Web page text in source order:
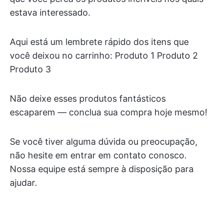
estava interessado.
Aqui está um lembrete rápido dos itens que
você deixou no carrinho: Produto 1 Produto 2
Produto 3
Não deixe esses produtos fantásticos
escaparem — conclua sua compra hoje mesmo!
Se você tiver alguma dúvida ou preocupação,
não hesite em entrar em contato conosco.
Nossa equipe está sempre à disposição para
ajudar.